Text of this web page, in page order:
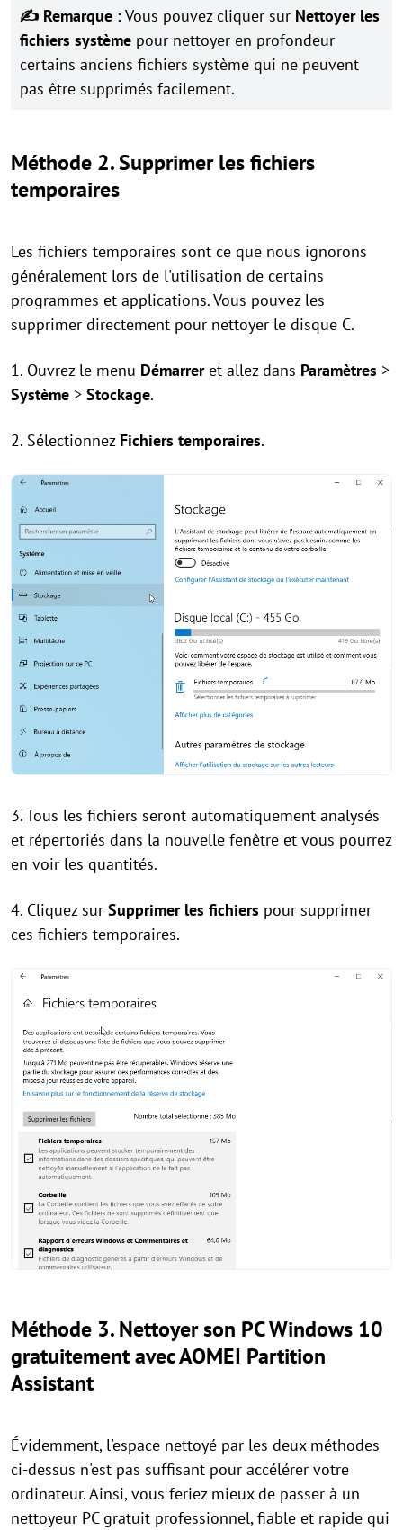
✍ Remarque :Vous pouvez cliquer sur Nettoyer les
fichiers système pour nettoyer en profondeur
certains anciens fichiers système qui ne peuvent
pas être supprimés facilement.
Méthode 2. Supprimer les fichiers
temporaires
Les fichiers temporaires sont ce que nous ignorons
généralement lors de l'utilisation de certains
programmes et applications. Vous pouvez les
supprimer directement pour nettoyer le disque C.
1. Ouvrez le menu Démarreret allez dans Paramètres >
Système > Stockage.
2. Sélectionnez Fichiers temporaires.
3. Tous les fichiers seront automatiquement analysés
et répertoriés dans la nouvelle fenêtre et vous pourrez
en voir les quantités.
4. Cliquez sur Supprimer les fichiers pour supprimer
ces fichiers temporaires.
Méthode 3. Nettoyer son PC Windows 10
gratuitement avec AOMEI Partition
Assistant
Évidemment, l'espace nettoyé par les deux méthodes
ci-dessus n'est pas suffisant pour accélérer votre
ordinateur. Ainsi, vous feriez mieux de passer à un
nettoyeur PC gratuit professionnel, fiable et rapide qui